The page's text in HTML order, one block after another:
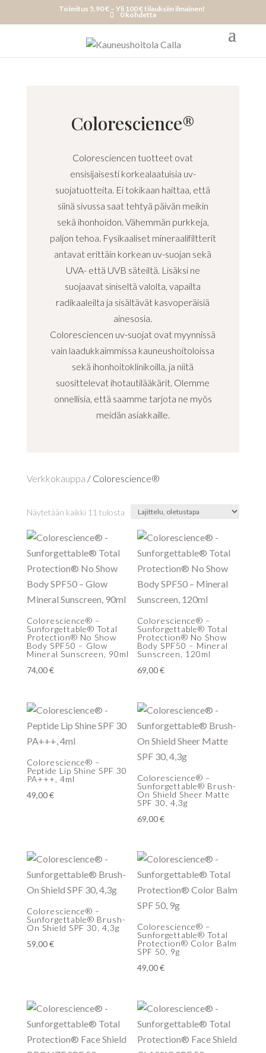
Toimitus 5,90 € – Yli 100 € tilauksiin ilmainen!
0 kohdetta
Colorescience®
Coloresciencen tuotteet ovat
ensisijaisesti korkealaatuisia uv-
suojatuotteita. Ei tokikaan haittaa, että
siinä sivussa saat tehtyä päivän meikin
sekä ihonhoidon. Vähemmän purkkeja,
paljon tehoa. Fysikaaliset mineraalifiltterit
antavat erittäin korkean uv-suojan sekä
UVA- että UVB säteiltä. Lisäksi ne
suojaavat siniseltä valolta, vapailta
radikaaleilta ja sisältävät kasvoperäisiä
ainesosia.
Coloresciencen uv-suojat ovat myynnissä
vain laadukkaimmissa kauneushoitoloissa
sekä ihonhoitoklinikoilla, ja niitä
suosittelevat ihotautilääkärit. Olemme
onnellisia, että saamme tarjota ne myös
meidän asiakkaille.
Verkkokauppa / Colorescience®
Näytetään kaikki 11 tulosta
Colorescience® –
Sunforgettable® Total
Protection® No Show
Body SPF50 – Glow
Mineral Sunscreen, 90ml
74,00€
Colorescience® –
Sunforgettable® Total
Protection® No Show
Body SPF50 – Mineral
Sunscreen, 120ml
69,00€
Colorescience® –
Peptide Lip Shine SPF 30
PA+++, 4ml
49,00€
Colorescience® –
Sunforgettable® Brush-
On Shield Sheer Matte
SPF 30, 4,3g
69,00€
Colorescience® –
Sunforgettable® Brush-
On Shield SPF 30, 4,3g
59,00€
Colorescience® –
Sunforgettable® Total
Protection® Color Balm
SPF 50, 9g
49,00€